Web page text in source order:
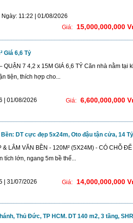
Ngày: 11:22 | 01/08/2026
Giá:
15,000,000,000
Giá 6,6 Tỷ
7 4,2 x 15M GIÁ 6,6 TỶ Căn nhà nằm tại
tiện, thích hợp cho...
| 01/08/2026 Giá: 6,600,000,000
DT cực đẹp 5x24m, Oto đậu tận cửa, 14 Tỷ
LÂM VĂN BỀN - 120M² (5X24M) - CÓ CHỖ ĐỂ
tích lớn, ngang 5m bề thế...
| 31/07/2026 Giá: 14,000,000,000
Thủ Đức, TP HCM. DT 140 m2, 3 tầng,